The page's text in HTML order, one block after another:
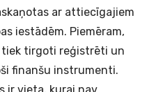
ar attiecīgajiem
iestādēm. Piemēram,
tiek tirgoti reģistrēti un
finanšu instrumenti.